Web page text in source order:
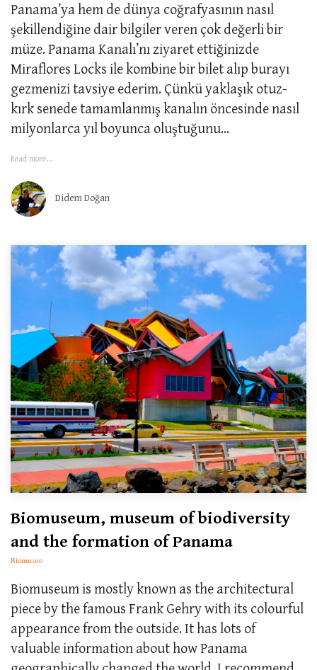
Panama’ya hem de dünya coğrafyasının nasıl
şekillendiğine dair bilgiler veren çok değerli bir
müze. Panama Kanalı’nı ziyaret ettiğinizde
Miraflores Locks ile kombine bir bilet alıp burayı
gezmenizi tavsiye ederim. Çünkü yaklaşık otuz-
kırk senede tamamlanmış kanalın öncesinde nasıl
milyonlarca yıl boyunca oluştuğunu...
Read more...
Didem Doğan
Biomuseum, museum of biodiversity
and the formation of Panama
Biomuseo
Biomuseum is mostly known as the architectural
piece by the famous Frank Gehry with its colourful
appearance from the outside. It has lots of
valuable information about how Panama